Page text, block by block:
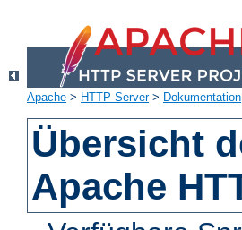
Apache > HTTP-Server> Dokumentation
Übersicht
Apache